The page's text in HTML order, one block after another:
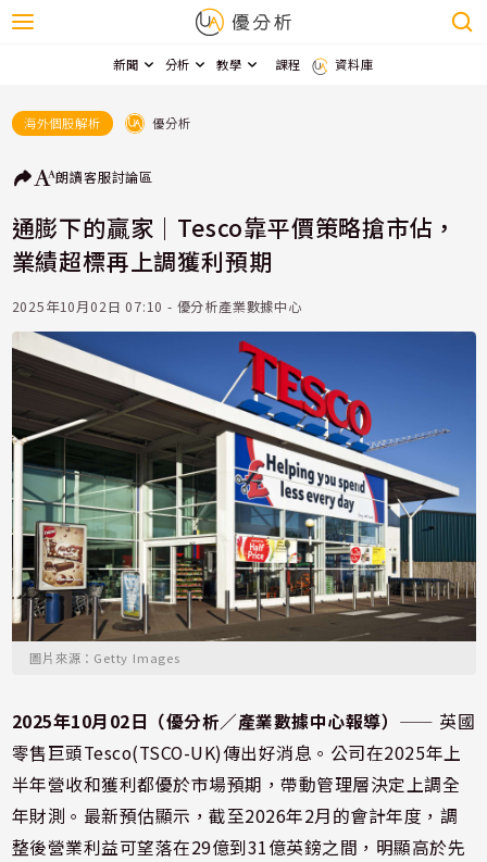
新聞 分析 教學 課程 資料庫
海外個股解析 優分析
朗讀客服討論區
通膨下的贏家｜Tesco靠平價策略搶市佔，
業績超標再上調獲利預期
2025年10月02日 07:10 - 優分析產業數據中心
圖片來源：Getty Images
2025年10月02日（優分析／產業數據中心報導） ⸺ 英國
零售巨頭Tesco(TSCO-UK)傳出好消息。公司在2025年上
半年營收和獲利都優於市場預期，帶動管理層決定上調全
年財測。最新預估顯示，截至2026年2月的會計年度，調
整後營業利益可望落在29億到31億英鎊之間，明顯高於先